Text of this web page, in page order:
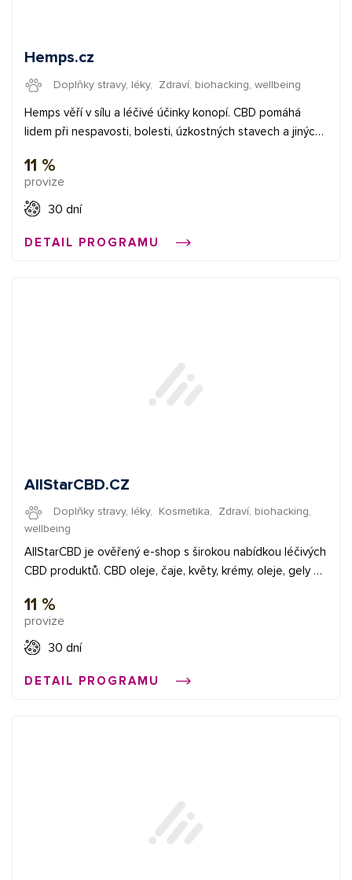
Hemps.cz
Doplňky stravy, léky, Zdraví, biohacking, wellbeing
Hemps věří v sílu a léčivé účinky konopí. CBD pomáhá
lidem při nespavosti, bolesti, úzkostných stavech a jiných
produkty jako jsou oleje, masti, čaje, konopnou kosmetiku
a třeba také konopné potraviny. ✅ provize 11,3% ✅
průměrná provize 7 € ✅ bannery a XML feed Začněte
Vám získat Vaše první konverze a provedeme Vás affiliate
11 %
provize
30 dní
DETAIL PROGRAMU
AllStarCBD.CZ
Doplňky stravy, léky, Kosmetika, Zdraví, biohacking,
wellbeing
AllStarCBD je ověřený e-shop s širokou nabídkou léčivých
CBD produktů. CBD oleje, čaje, květy, krémy, oleje, gely a
certifikátů. Máte tak jistotu originálního a zdraví
nezávadného produktu. ✅ provize 11,3% ✅ průměrná
provize 6 € ✅ bannery a XML feed Začněte vydělávat
Vaše první konverze a provedeme Vás affiliate světem.
11 %
provize
30 dní
DETAIL PROGRAMU